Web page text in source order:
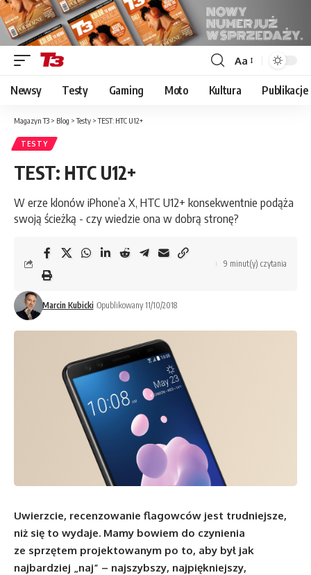
Font
Resizer
Aa
Newsy Testy Gaming Moto Kultura Publikacje
Magazyn T3 > Blog >Testy >TEST: HTC U12+
TESTY
TEST: HTC U12+
W erze klonów iPhone’a X, HTC U12+ konsekwentnie podąża
swoją ścieżką - czy wiedzie ona w dobrą stronę?
Marcin Kubicki Opublikowany 11/10/2018
9 minut(y) czytania
Uwierzcie, recenzowanie flagowców jest trudniejsze,
niż się to wydaje. Mamy bowiem do czynienia
ze sprzętem projektowanym po to, aby był jak
najbardziej „naj” – najszybszy, najpiękniejszy,